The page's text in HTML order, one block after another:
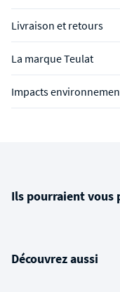
Livraison et retours
La marque Teulat
Impacts
Ils pourraient vous
Découvrez aussi